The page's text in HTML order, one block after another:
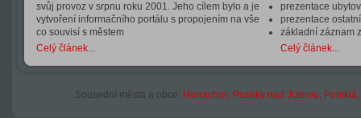
svůj provoz v srpnu roku 2001. Jeho cílem bylo a je
vytvoření informačního portálu s propojením na vše
co souvisí s městem
Celý článek...
prezentace
prezentace
základní záznam
Celý článek...
Sousední města a obce: Harrachov, Paseky nad Jizerou, Poniklá,